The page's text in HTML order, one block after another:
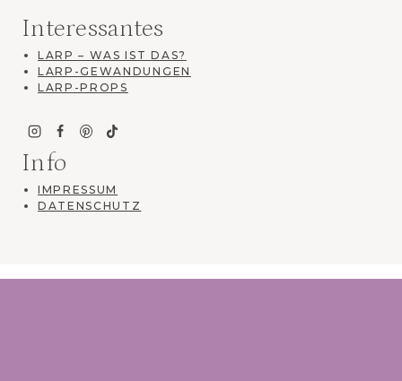
Interessantes
LARP – WAS IST DAS?
LARP-GEWANDUNGEN
LARP-PROPS
Info
IMPRESSUM
DATENSCHUTZ